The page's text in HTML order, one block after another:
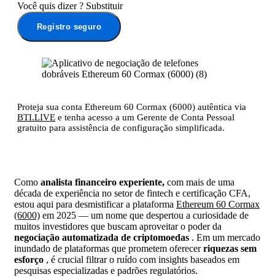
Proteja sua conta Ethereum 60 Cormax (6000) autêntica via
BTI.LIVE e tenha acesso a um Gerente de Conta Pessoal
gratuito para assistência de configuração simplificada.
Você quis dizer ? Substituir
Registro seguro
Como analista financeiro experiente, com mais de uma
década de experiência no setor de fintech e certificação CFA,
estou aqui para desmistificar a plataforma Ethereum 60 Cormax
(6000) em 2025 — um nome que despertou a curiosidade de
muitos investidores que buscam aproveitar o poder da
negociação automatizada de criptomoedas . Em um mercado
inundado de plataformas que prometem oferecerriquezas sem
esforço , é crucial filtrar o ruído com insights baseados em
pesquisas especializadas e padrões regulatórios.